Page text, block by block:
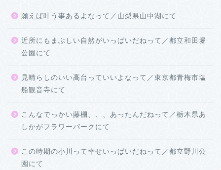
願えば叶う事あるよなって／山梨県山中湖にて
近所にもまぶしい自然がいっぱいだねって／都立和田堀
公園にて
見晴らしのいい高台っていいよなって／東京都青梅市塩
船観音寺にて
こんなでっかい藤棚、、、あったんだねって／栃木県あ
しかがフラワーパークにて
この時期の小川って幸せいっぱいだねって／都立野川公
園にて